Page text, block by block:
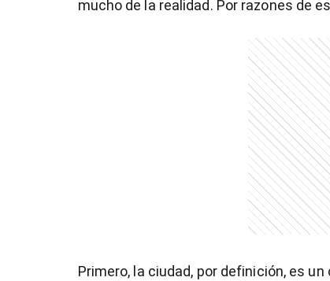
mucho de la realidad. Por razones de
Primero, la ciudad, por definición, es